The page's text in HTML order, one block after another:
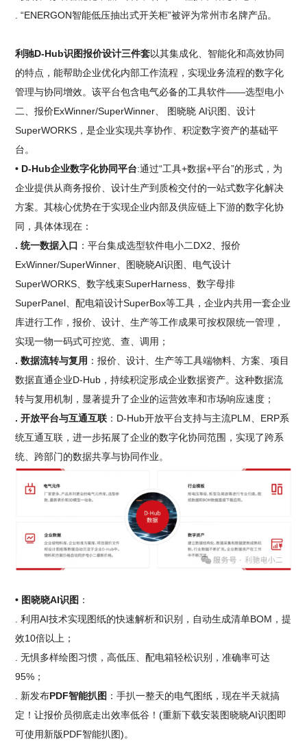
. “ENERGON智能低压抽出式开关柜”被评为常州市名牌产品。
利驰D-Hub识图报价设计三件套以其集成化、智能化和高效协同
的特点，能帮助企业优化内部工作流程，实现业务流程的数字化
管理与协同增效。该平台包含电气必备的工具软件——选型电小
二、报价ExWinner/SuperWinner、 图晓晓 AI识图、设计
SuperWORKS，是企业实现共享协作、积淀数字资产的基础平
台。
• D-Hub企业数字化协同平台:通过“工具+数据+平台”的形式，为
企业提供从商务报价、设计生产到质检交付的一站式数字化解决
方案。其核心优势在于实现企业内部及供应链上下游的数字化协
同，具体体现在：
. 统一数据入口 ：平台集成选型软件电小二DX2、报价
ExWinner/SuperWinner、图晓晓AI识图、电气设计
SuperWORKS、数字线束SuperHarness、数字母排
SuperPanel、配电箱设计SuperBox等工具，企业内共用一套企业
库进行工作，报价、设计、生产等工作成果可按权限统一管理，
实现一物一码式可控览、查、调用；
. 数据流转与复用 ：报价、设计、生产等工具端物料、方案、项目
数据直通企业D-Hub，持续积淀形成企业数据资产。这种数据流
转与复用机制，显著提升了企业的运营效率和市场响应速度；
. 开放平台与互通互联 ：D-Hub开放平台支持与主流PLM、ERP系
统互通互联，进一步拓展了企业的数字化协同范围，实现了跨系
统、跨部门的数据共享与协同作业。
• 图晓晓AI识图 ：
. 利用AI技术实现图纸的快速解析和识别，自动生成清单BOM，提
效10倍以上；
. 无惧多样绘图习惯，高低压、配电箱轻松识别，准确率可达
95%；
. 新发布PDF智能扒图 ：手扒一整天的电气图纸，现在半天就搞
定！让报价员彻底走出效率低谷！(重新下载安装图晓晓AI识图即
可使用新版PDF智能扒图)。